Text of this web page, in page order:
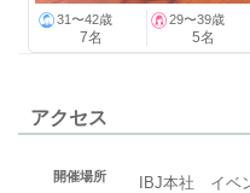
31〜42歳
7名
29〜39歳
5名
アクセス
開催場所
IBJ本社 イベ